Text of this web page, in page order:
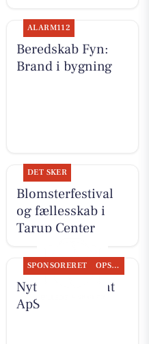
ALARM112
Beredskab Fyn:
Brand i bygning
DET SKER
Blomsterfestival
og fællesskab i
Tarup Center
SPONSORERET OPSLAGSTAVLEN
Nyt fra Fairpaint
ApS